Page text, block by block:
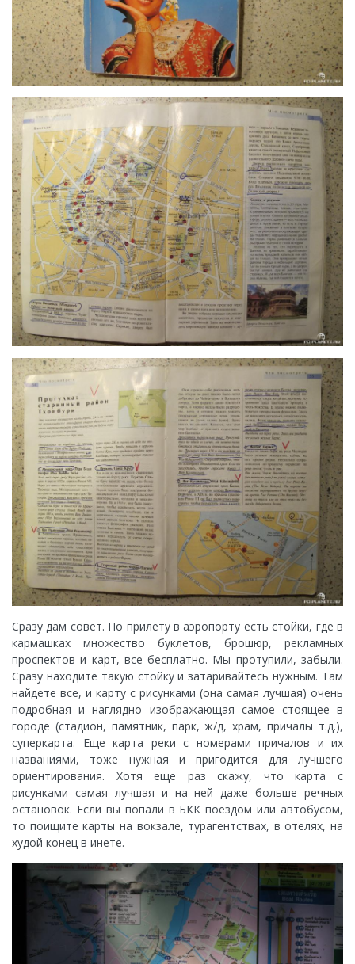
Сразу дам совет. По прилету в аэропорту есть стойки, где в
кармашках множество буклетов, брошюр, рекламных
проспектов и карт, все бесплатно. Мы протупили, забыли.
Сразу находите такую стойку и затаривайтесь нужным. Там
найдете все, и карту с рисунками (она самая лучшая) очень
подробная и наглядно изображающая самое стоящее в
городе (стадион, памятник, парк, ж/д, храм, причалы т.д.),
суперкарта. Еще карта реки с номерами причалов и их
названиями, тоже нужная и пригодится для лучшего
ориентирования. Хотя еще раз скажу, что карта с
рисунками самая лучшая и на ней даже больше речных
остановок. Если вы попали в БКК поездом или автобусом,
то поищите карты на вокзале, турагентствах, в отелях, на
худой конец в инете.